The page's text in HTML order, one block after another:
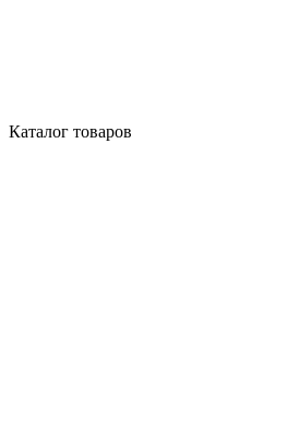
Каталог товаров